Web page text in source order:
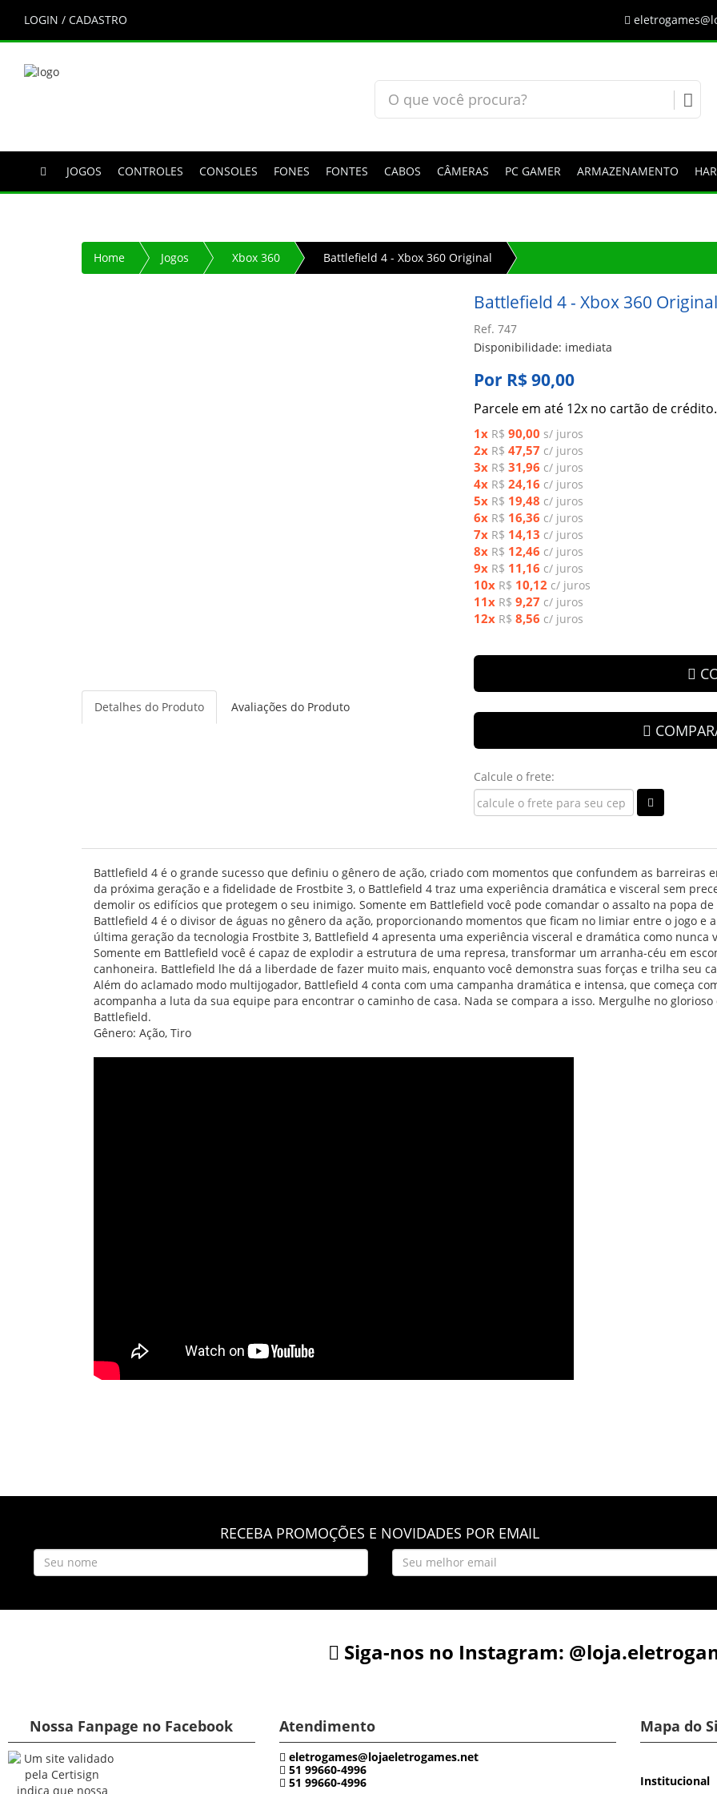
LOGIN / CADASTRO
JOGOS CONTROLES CONSOLES FONES FONTES CABOS CÂMERAS PC GAMER ARMAZENAMENTO
Home Jogos Xbox 360 Battlefield 4 - Xbox 360 Original
Battlefield 4 - Xbox 360 Original
Ref. 747
Disponibilidade: imediata
Por R$ 90,00
Parcele em até 12x no cartão de crédito.
1x R$ 90,00 s/ juros
2x R$ 47,57 c/ juros
3x R$ 31,96 c/ juros
4x R$ 24,16 c/ juros
5x R$ 19,48 c/ juros
6x R$ 16,36 c/ juros
7x R$ 14,13 c/ juros
8x R$ 12,46 c/ juros
9x R$ 11,16 c/ juros
10x R$ 10,12 c/ juros
11x R$ 9,27 c/ juros
12x R$ 8,56 c/ juros
Calcule o frete:
Detalhes do Produto Avaliações do Produto
Battlefield 4 é o grande sucesso que definiu o gênero de ação, criado com momentos que confundem as barreiras
da próxima geração e a fidelidade de Frostbite 3, o Battlefield 4 traz uma experiência dramática e visceral sem
demolir os edifícios que protegem o seu inimigo. Somente em Battlefield você pode comandar o assalto na popa
Battlefield 4 é o divisor de águas no gênero da ação, proporcionando momentos que ficam no limiar entre o jogo e
última geração da tecnologia Frostbite 3, Battlefield 4 apresenta uma experiência visceral e dramática como nunca
Somente em Battlefield você é capaz de explodir a estrutura de uma represa, transformar um arranha-céu em
canhoneira. Battlefield lhe dá a liberdade de fazer muito mais, enquanto você demonstra suas forças e trilha seu
Além do aclamado modo multijogador, Battlefield 4 conta com uma campanha dramática e intensa, que começa
acompanha a luta da sua equipe para encontrar o caminho de casa. Nada se compara a isso. Mergulhe no
Battlefield.
Gênero: Ação, Tiro
RECEBA PROMOÇÕES E NOVIDADES POR EMAIL
Siga-nos no Instagram:
Nossa Fanpage no Facebook Atendimento
eletrogames@lojaeletrogames.net
51 99660-4996
51 99660-4996
Mapa do
Institucional